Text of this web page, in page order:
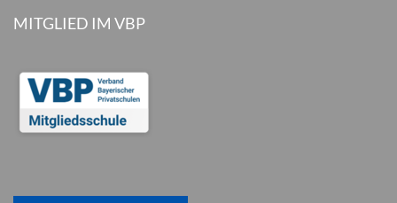
MITGLIED IM VBP